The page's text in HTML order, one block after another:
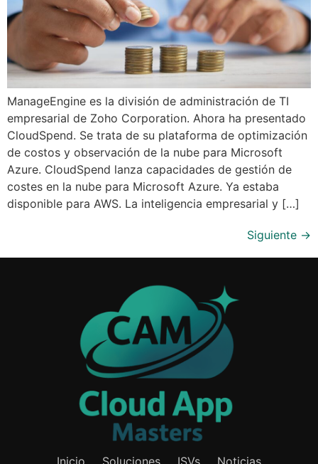
ManageEngine es la división de administración de TI
empresarial de Zoho Corporation. Ahora ha presentado
CloudSpend. Se trata de su plataforma de optimización
de costos y observación de la nube para Microsoft
Azure. CloudSpend lanza capacidades de gestión de
costes en la nube para Microsoft Azure. Ya estaba
disponible para AWS. La inteligencia empresarial y […]
Siguiente →
Inicio Soluciones ISVs Noticias